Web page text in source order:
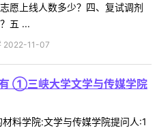
愿上线人数多少？四、复试调剂
五 ...
2022-11-07
①三峡大学文学与传媒学院
料学院:文学与传媒学院提问人:1